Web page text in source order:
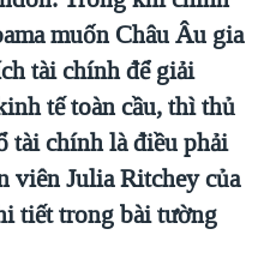
GAZA
'BÊN THẮNG CUỘC'
muốn Châu Âu gia
tài chính để giải
tế toàn cầu, thì thủ
tài chính là điều phải
viên Julia Ritchey của
tiết trong bài tường